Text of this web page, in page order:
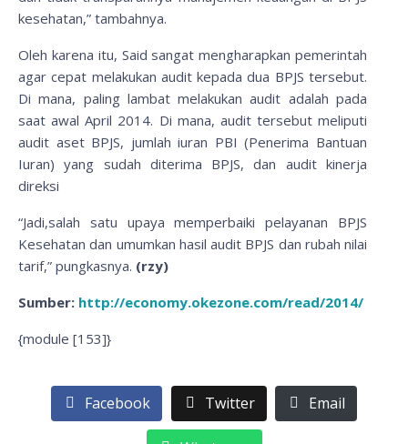
kesehatan,” tambahnya.
Oleh karena itu, Said sangat mengharapkan pemerintah
agar cepat melakukan audit kepada dua BPJS tersebut.
Di mana, paling lambat melakukan audit adalah pada
saat awal April 2014. Di mana, audit tersebut meliputi
audit aset BPJS, jumlah iuran PBI (Penerima Bantuan
Iuran) yang sudah diterima BPJS, dan audit kinerja
direksi
“Jadi,salah satu upaya memperbaiki pelayanan BPJS
Kesehatan dan umumkan hasil audit BPJS dan rubah nilai
tarif,” pungkasnya. (rzy)
Sumber: http://economy.okezone.com/read/2014/
{module [153]}
Facebook Twitter Email